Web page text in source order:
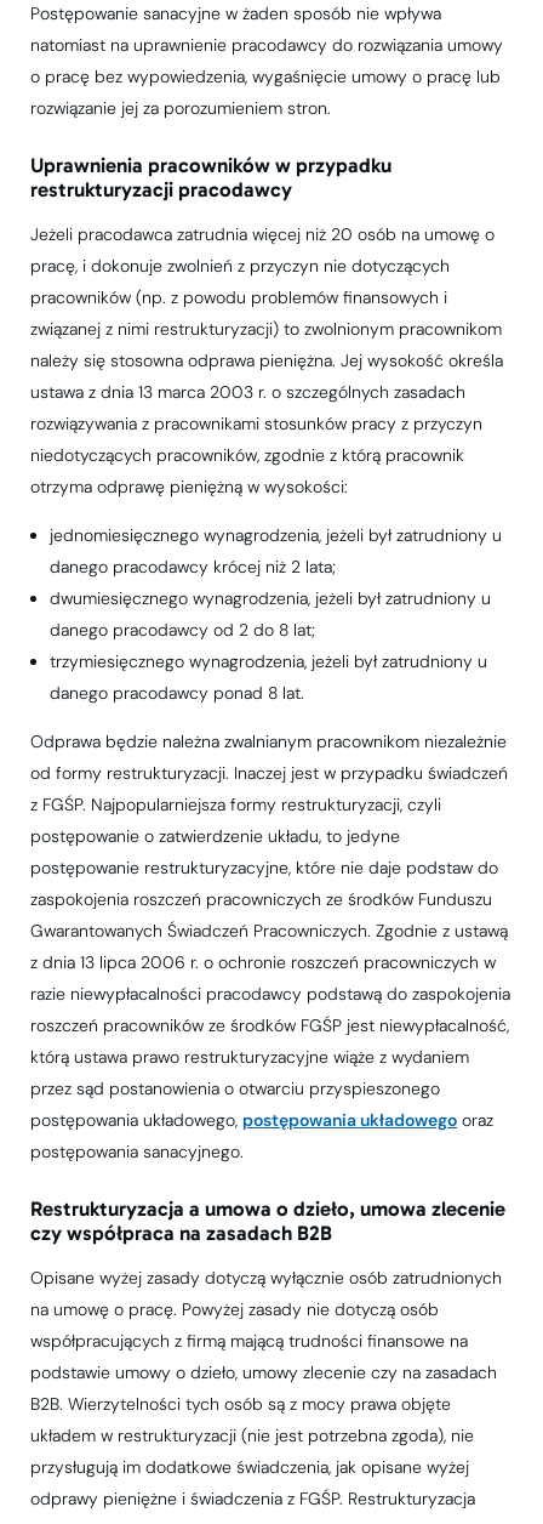
Postępowanie sanacyjne w żaden sposób nie wpływa
natomiast na uprawnienie pracodawcy do rozwiązania umowy
o pracę bez wypowiedzenia, wygaśnięcie umowy o pracę lub
rozwiązanie jej za porozumieniem stron.
Uprawnienia pracowników w przypadku
restrukturyzacji pracodawcy
Jeżeli pracodawca zatrudnia więcej niż 20 osób na umowę o
pracę, i dokonuje zwolnień z przyczyn nie dotyczących
pracowników (np. z powodu problemów finansowych i
związanej z nimi restrukturyzacji) to zwolnionym pracownikom
należy się stosowna odprawa pieniężna. Jej wysokość określa
ustawa z dnia 13 marca 2003 r. o szczególnych zasadach
rozwiązywania z pracownikami stosunków pracy z przyczyn
niedotyczących pracowników, zgodnie z którą pracownik
otrzyma odprawę pieniężną w wysokości:
jednomiesięcznego wynagrodzenia, jeżeli był zatrudniony u
danego pracodawcy krócej niż 2 lata;
dwumiesięcznego wynagrodzenia, jeżeli był zatrudniony u
danego pracodawcy od 2 do 8 lat;
trzymiesięcznego wynagrodzenia, jeżeli był zatrudniony u
danego pracodawcy ponad 8 lat.
Odprawa będzie należna zwalnianym pracownikom niezależnie
od formy restrukturyzacji. Inaczej jest w przypadku świadczeń
z FGŚP. Najpopularniejsza formy restrukturyzacji, czyli
postępowanie o zatwierdzenie układu, to jedyne
postępowanie restrukturyzacyjne, które nie daje podstaw do
zaspokojenia roszczeń pracowniczych ze środków Funduszu
Gwarantowanych Świadczeń Pracowniczych. Zgodnie z ustawą
z dnia 13 lipca 2006 r. o ochronie roszczeń pracowniczych w
razie niewypłacalności pracodawcy podstawą do zaspokojenia
roszczeń pracowników ze środków FGŚP jest niewypłacalność,
którą ustawa prawo restrukturyzacyjne wiąże z wydaniem
przez sąd postanowienia o otwarciu przyspieszonego
postępowania układowego, postępowania układowego oraz
postępowania sanacyjnego.
Restrukturyzacja a umowa o dzieło, umowa zlecenie
czy współpraca na zasadach B2B
Opisane wyżej zasady dotyczą wyłącznie osób zatrudnionych
na umowę o pracę. Powyżej zasady nie dotyczą osób
współpracujących z firmą mającą trudności finansowe na
podstawie umowy o dzieło, umowy zlecenie czy na zasadach
B2B. Wierzytelności tych osób są z mocy prawa objęte
układem w restrukturyzacji (nie jest potrzebna zgoda), nie
przysługują im dodatkowe świadczenia, jak opisane wyżej
odprawy pieniężne i świadczenia z FGŚP. Restrukturyzacja